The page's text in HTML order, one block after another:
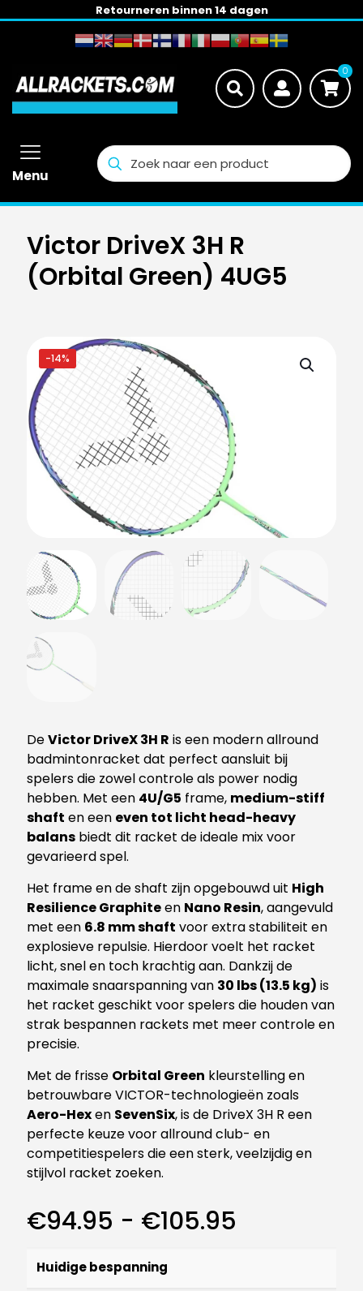
Retourneren binnen 14 dagen
0
Menu
Victor DriveX 3H R
(Orbital Green) 4UG5
-14%
DeVictor DriveX 3H R is een modern allround
badmintonracket dat perfect aansluit bij
spelers die zowel controle als power nodig
hebben. Met een 4U/G5 frame, medium-stiff
shaft en een even tot licht head-heavy
balans biedt dit racket de ideale mix voor
gevarieerd spel.
Het frame en de shaft zijn opgebouwd uit High
Resilience Graphiteen Nano Resin, aangevuld
met een 6.8 mm shaft voor extra stabiliteit en
explosieve repulsie. Hierdoor voelt het racket
licht, snel en toch krachtig aan. Dankzij de
maximale snaarspanning van 30 lbs (13.5 kg) is
het racket geschikt voor spelers die houden van
strak bespannen rackets met meer controle en
precisie.
Met de frisse Orbital Green kleurstelling en
betrouwbare VICTOR-technologieën zoals
Aero-Hexen SevenSix, is de DriveX 3H R een
perfecte keuze voor allround club- en
competitiespelers die een sterk, veelzijdig en
stijlvol racket zoeken.
€94.95 - €105.95
Huidige bespanning